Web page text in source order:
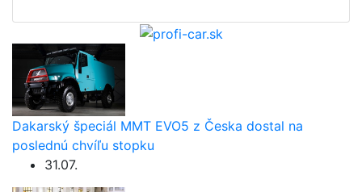
Dakarský špeciál MMT EVO5 z Česka dostal na
poslednú chvíľu stopku
31.07.